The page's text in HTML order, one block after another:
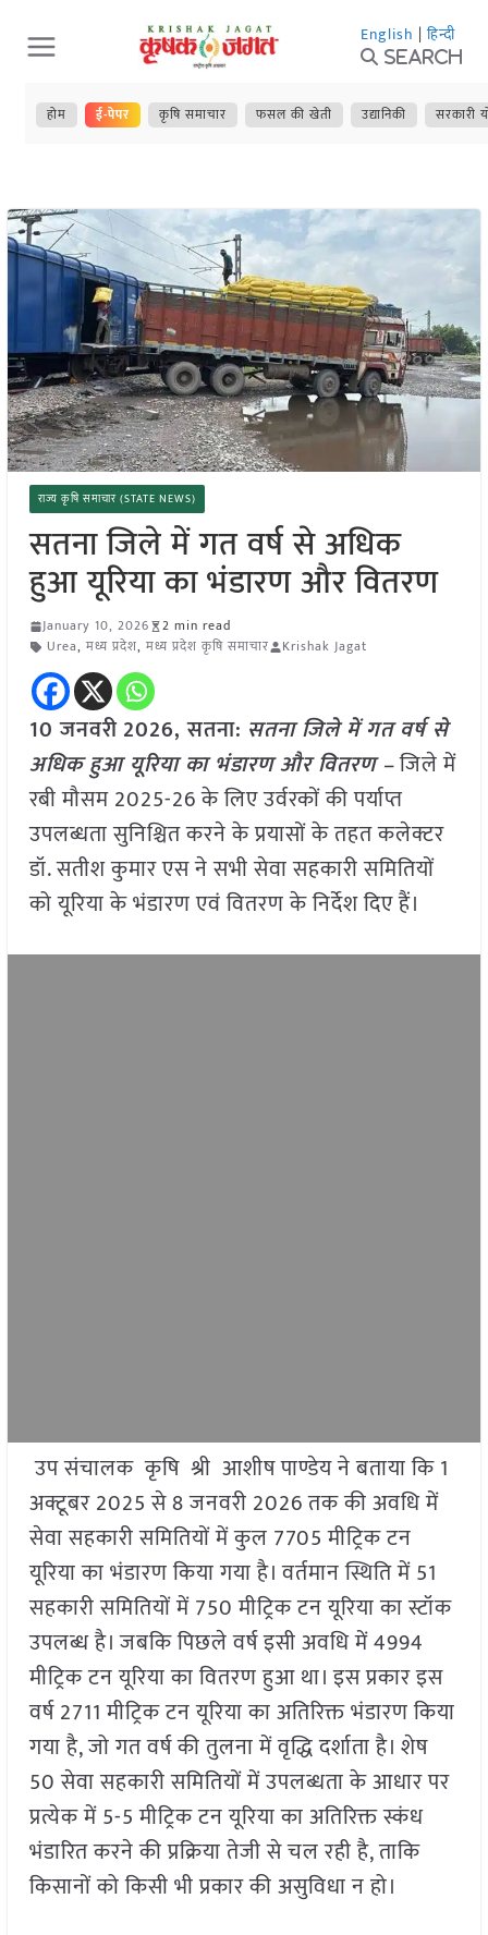
Skip
to
content
English | हिन्दी
Search
होम ई-पेपर कृषि समाचार फसल की खेती उद्यानिकी सरकारी
राज्य कृषि समाचार (STATE NEWS)
सतना जिले में गत वर्ष से अधिक
हुआ यूरिया का भंडारण और वितरण
January 10, 2026
2 min read
Urea, मध्य प्रदेश, मध्य प्रदेश कृषि समाचार Krishak Jagat
10 जनवरी2026,सतना: सतना जिले में गत वर्ष से
अधिक हुआ यूरिया का भंडारण और वितरण –जिले में
रबी मौसम 2025-26 के लिए उर्वरकों की पर्याप्त
उपलब्धता सुनिश्चित करने के प्रयासों के तहत कलेक्टर
डॉ. सतीश कुमार एस ने सभी सेवा सहकारी समितियों
को यूरिया के भंडारण एवं वितरण के निर्देश दिए हैं।
उप संचालक कृषि श्री आशीष पाण्डेय ने बताया कि 1
अक्टूबर 2025 से 8 जनवरी 2026 तक की अवधि में
सेवा सहकारी समितियों में कुल 7705 मीट्रिक टन
यूरिया का भंडारण किया गया है। वर्तमान स्थिति में 51
सहकारी समितियों में 750 मीट्रिक टन यूरिया का स्टॉक
उपलब्ध है। जबकि पिछले वर्ष इसी अवधि में 4994
मीट्रिक टन यूरिया का वितरण हुआ था। इस प्रकार इस
वर्ष 2711 मीट्रिक टन यूरिया का अतिरिक्त भंडारण किया
गया है, जो गत वर्ष की तुलना में वृद्धि दर्शाता है। शेष
50 सेवा सहकारी समितियों में उपलब्धता के आधार पर
प्रत्येक में 5-5 मीट्रिक टन यूरिया का अतिरिक्त स्कंध
भंडारित करने की प्रक्रिया तेजी से चल रही है, ताकि
किसानों को किसी भी प्रकार की असुविधा न हो।